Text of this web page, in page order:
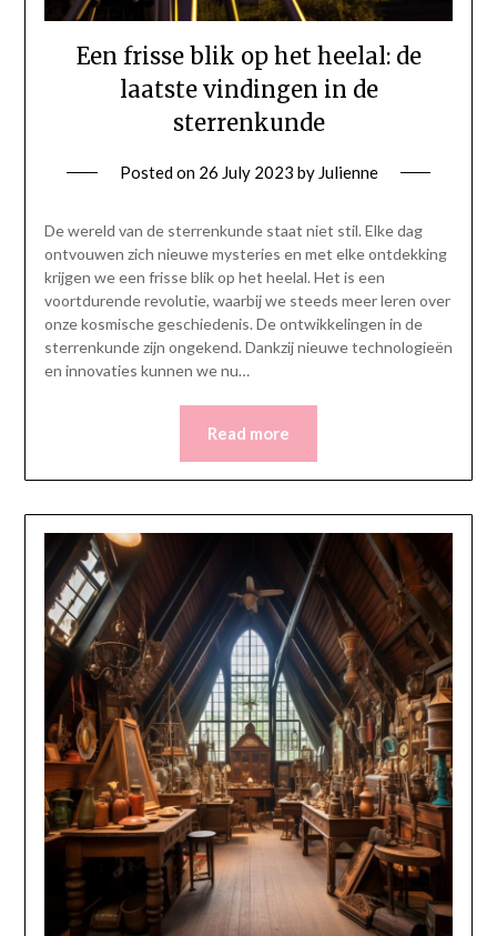
Een frisse blik op het heelal: de
laatste vindingen in de
sterrenkunde
Posted on 26 July 2023 by Julienne
De wereld van de sterrenkunde staat niet stil. Elke dag
ontvouwen zich nieuwe mysteries en met elke ontdekking
krijgen we een frisse blik op het heelal. Het is een
voortdurende revolutie, waarbij we steeds meer leren over
onze kosmische geschiedenis. De ontwikkelingen in de
sterrenkunde zijn ongekend. Dankzij nieuwe technologieën
en innovaties kunnen we nu…
Read more